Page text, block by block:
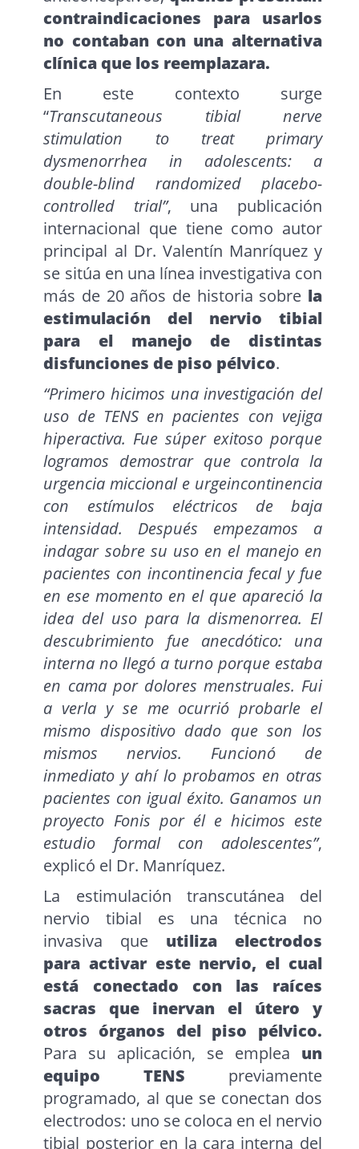
contraindicaciones para usarlos
no contaban con una alternativa
clínica que los reemplazara.
En este contexto surge
“Transcutaneous tibial nerve
stimulation to treat primary
dysmenorrhea in adolescents: a
double-blind randomized placebo-
controlled trial”, una publicación
internacional que tiene como autor
principal al Dr. Valentín Manríquez y
se sitúa en una línea investigativa con
más de 20 años de historia sobre la
estimulación del nervio tibial
para el manejo de distintas
disfunciones de piso pélvico.
“Primero hicimos una investigación del
uso de TENS en pacientes con vejiga
hiperactiva. Fue súper exitoso porque
logramos demostrar que controla la
urgencia miccional e urgeincontinencia
con estímulos eléctricos de baja
intensidad. Después empezamos a
indagar sobre su uso en el manejo en
pacientes con incontinencia fecal y fue
en ese momento en el que apareció la
idea del uso para la dismenorrea. El
descubrimiento fue anecdótico: una
interna no llegó a turno porque estaba
en cama por dolores menstruales. Fui
a verla y se me ocurrió probarle el
mismo dispositivo dado que son los
mismos nervios. Funcionó de
inmediato y ahí lo probamos en otras
pacientes con igual éxito. Ganamos un
proyecto Fonis por él e hicimos este
estudio formal con adolescentes”,
explicó el Dr. Manríquez.
La estimulación transcutánea del
nervio tibial es una técnica no
invasiva que utiliza electrodos
para activar este nervio, el cual
está conectado con las raíces
sacras que inervan el útero y
otros órganos del piso pélvico.
Para su aplicación, se emplea un
equipo TENS previamente
programado, al que se conectan dos
electrodos: uno se coloca en el nervio
tibial posterior en la cara interna del